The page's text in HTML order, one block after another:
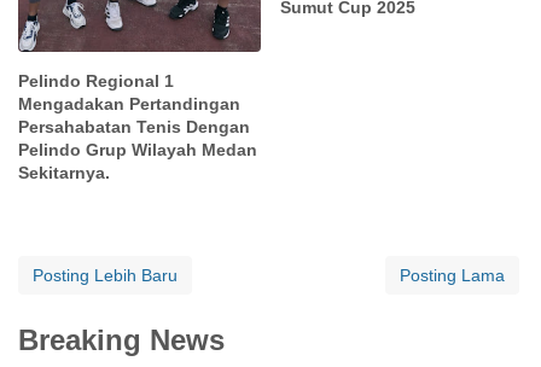
Pelindo Regional 1
Mengadakan Pertandingan
Persahabatan Tenis Dengan
Pelindo Grup Wilayah Medan
Sekitarnya.
Sumut Cup 2025
Posting Lebih Baru Posting Lama
Breaking News